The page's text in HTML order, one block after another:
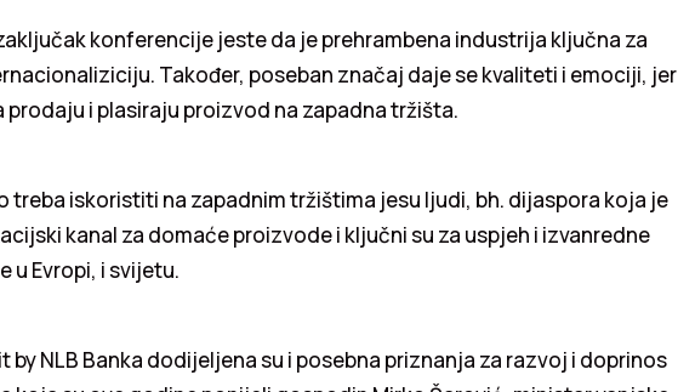
konferencije jeste da je prehrambena industrija ključna za
Također, poseban značaj daje se kvaliteti i emociji, jer
prodaju i plasiraju proizvod na zapadna tržišta.
treba iskoristiti na zapadnim tržištima jesu ljudi, bh. dijaspora koja je
kanal za domaće proizvode i ključni su za uspjeh i izvanredne
u Evropi, i svijetu.
by NLB Banka dodijeljena su i posebna priznanja za razvoj i doprinos